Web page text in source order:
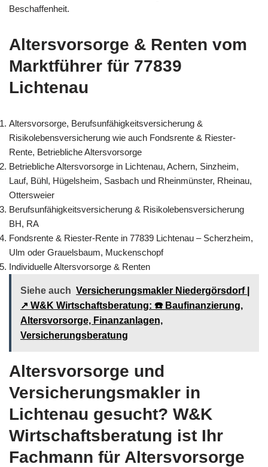
Beschaffenheit.
Altersvorsorge & Renten vom
Marktführer für 77839
Lichtenau
Altersvorsorge, Berufsunfähigkeitsversicherung &
Risikolebensversicherung wie auch Fondsrente & Riester-
Rente, Betriebliche Altersvorsorge
Betriebliche Altersvorsorge in Lichtenau, Achern, Sinzheim,
Lauf, Bühl, Hügelsheim, Sasbach und Rheinmünster, Rheinau,
Ottersweier
Berufsunfähigkeitsversicherung & Risikolebensversicherung
BH, RA
Fondsrente & Riester-Rente in 77839 Lichtenau – Scherzheim,
Ulm oder Grauelsbaum, Muckenschopf
Individuelle Altersvorsorge & Renten
Siehe auch Versicherungsmakler Niedergörsdorf |
↗️ W&K Wirtschaftsberatung: ☎️ Baufinanzierung,
Altersvorsorge, Finanzanlagen,
Versicherungsberatung
Altersvorsorge und
Versicherungsmakler in
Lichtenau gesucht? W&K
Wirtschaftsberatung ist Ihr
Fachmann für Altersvorsorge